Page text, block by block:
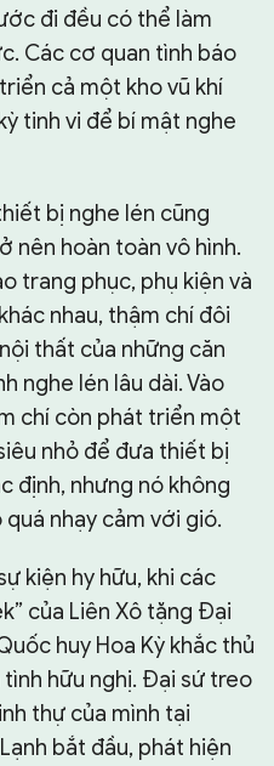
đi đều có thể làm
Các cơ quan tình báo
cả một kho vũ khí
tinh vi để bí mật nghe
bị nghe lén cũng
nên hoàn toàn vô hình.
trang phục, phụ kiện và
nhau, thậm chí đôi
thất của những căn
nghe lén lâu dài. Vào
chí còn phát triển một
nhỏ để đưa thiết bị
định, nhưng nó không
nhạy cảm với gió.
kiện hy hữu, khi các
của Liên Xô tặng Đại
huy Hoa Kỳ khắc thủ
hữu nghị. Đại sứ treo
thự của mình tại
bắt đầu, phát hiện